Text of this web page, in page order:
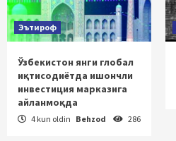
Эътироф
Ўзбекистон янги глобал
иқтисодиётда ишончли
инвестиция марказига
айланмоқда
4 kun oldin Behzod 286